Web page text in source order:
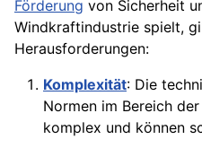
Förderung von Sicherheit
Windkraftindustrie spielt,
Herausforderungen:
Komplexität: Die
Normen im Bereich
komplex und können